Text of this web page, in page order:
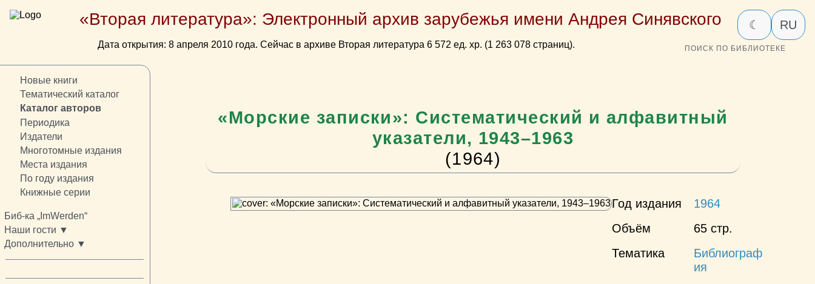
«Вторая литература»: Электронный архив зарубежья имени Андрея Синявского
Дата открытия: 8 апреля 2010 года. Сейчас в архиве Вторая литература 6 572 ед. хр. (1 263 078 страниц).
☾ RU
ПОИСК ПО БИБЛИОТЕКЕ
Новые книги
Тематический каталог
Каталог авторов
Периодика
Издатели
Многотомные издания
Места издания
По году издания
Книжные серии
Биб-ка „ImWerden“
Наши гости ▼
Дополнительно ▼
«Морские записки»: Систематический и алфавитный
указатели, 1943–1963
(1964)
Год издания
1964
Объём
65 стр.
Тематика
Библиограф
ия